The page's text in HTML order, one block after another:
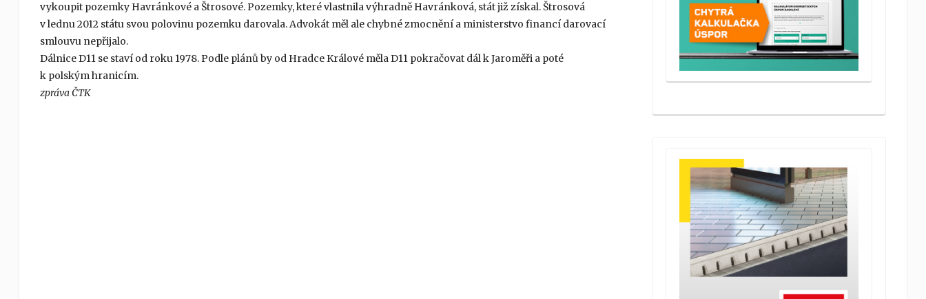
vykoupit pozemky Havránkové a Štrosové. Pozemky, které vlastnila výhradně Havránková, stát již získal. Štrosová
v lednu 2012 státu svou polovinu pozemku darovala. Advokát měl ale chybné zmocnění a ministerstvo financí darovací
smlouvu nepřijalo.
Dálnice D11 se staví od roku 1978. Podle plánů by od Hradce Králové měla D11 pokračovat dál k Jaroměři a poté
k polským hranicím.
zpráva ČTK